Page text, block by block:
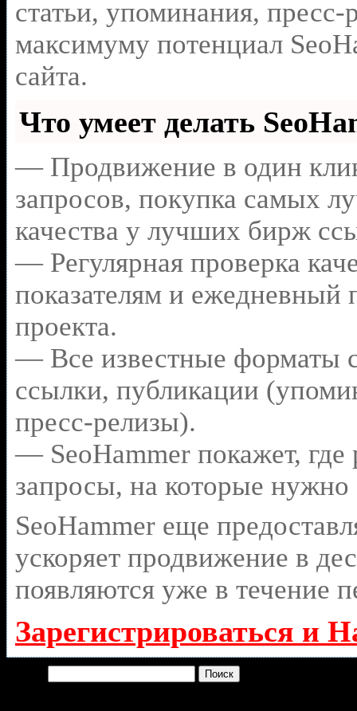
статьи, упоминания,
максимуму потенциал
сайта.
Что умеет делать
— Продвижение в один
запросов, покупка самых
качества у лучших бирж
— Регулярная проверка
показателям и ежедневный
проекта.
— Все известные форматы
ссылки, публикации
пресс-релизы).
— SeoHammer покажет, где
запросы, на которые нужно
SeoHammer еще
ускоряет продвижение в
появляются уже в течение
Зарегистрироваться и